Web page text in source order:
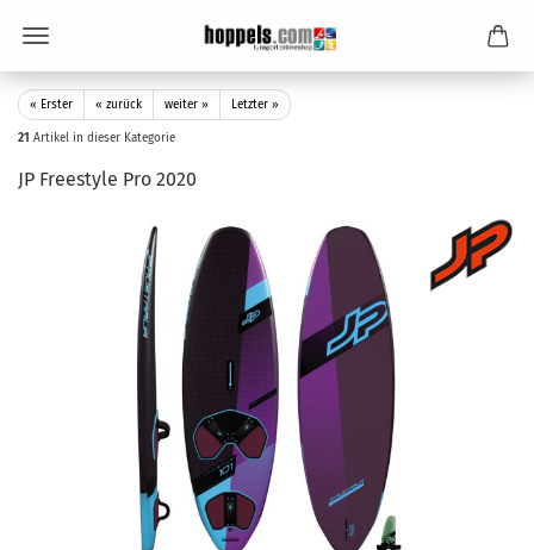
« Erster « zurück weiter » Letzter »
21 Artikel in dieser Kategorie
JP Freestyle Pro 2020